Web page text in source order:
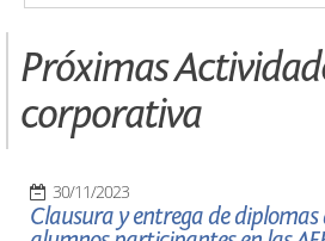
Próximas
corporativa
30/11/2023
Clausura y entrega de diplomas